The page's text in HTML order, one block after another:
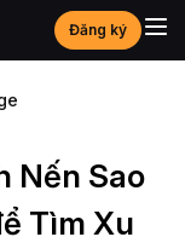
Đăng ký
Nến Sao
Tìm Xu